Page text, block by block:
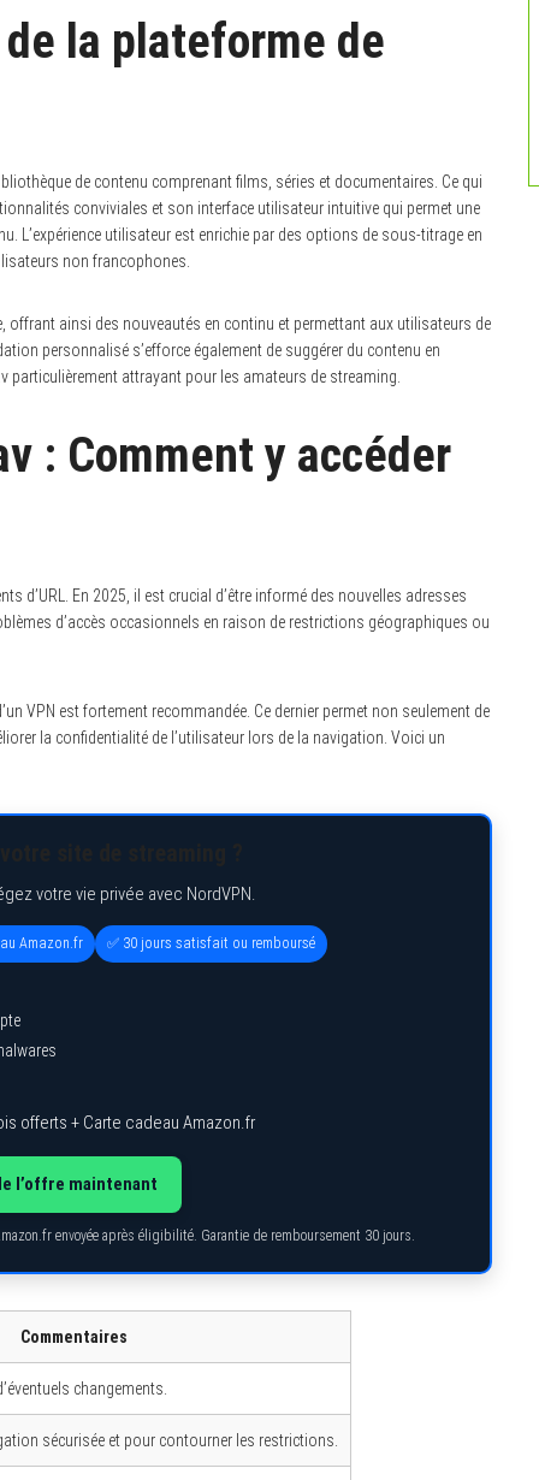
la plateforme de
de contenu comprenant films, séries et documentaires. Ce qui
conviviales et son interface utilisateur intuitive qui permet une
L’expérience utilisateur est enrichie par des options de sous-titrage en
non francophones.
ainsi des nouveautés en continu et permettant aux utilisateurs de
personnalisé s’efforce également de suggérer du contenu en
particulièrement attrayant pour les amateurs de streaming.
: Comment y accéder
d’URL. En 2025, il est crucial d’être informé des nouvelles adresses
d’accès occasionnels en raison de restrictions géographiques ou
VPN est fortement recommandée. Ce dernier permet non seulement de
la confidentialité de l’utilisateur lors de la navigation. Voici un
votre vie privée avec NordVPN.
Amazon.fr ✅ 30 jours satisfait ou remboursé
offerts + Carte cadeau Amazon.fr
l’offre maintenant
envoyée après éligibilité. Garantie de remboursement 30 jours.
Commentaires
changements.
sécurisée et pour contourner les restrictions.